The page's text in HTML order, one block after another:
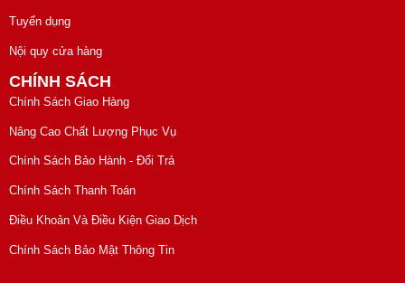
Tuyển dụng
Nội quy cửa hàng
CHÍNH SÁCH
Chính Sách Giao Hàng
Nâng Cao Chất Lượng Phục Vụ
Chính Sách Bảo Hành - Đổi Trả
Chính Sách Thanh Toán
Điều Khoản Và Điều Kiện Giao Dịch
Chính Sách Bảo Mật Thông Tin